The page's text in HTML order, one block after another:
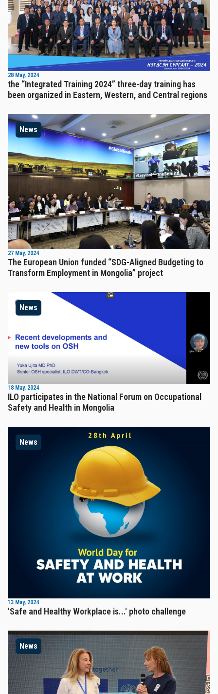
28 May, 2024
the “Integrated Training 2024” three-day training has
been organized in Eastern, Western, and Central regions
News
27 May, 2024
The European Union funded “SDG-Aligned Budgeting to
Transform Employment in Mongolia” project
News
18 May, 2024
ILO participates in the National Forum on Occupational
Safety and Health in Mongolia
News
13 May, 2024
'Safe and Healthy Workplace is...' photo challenge
News